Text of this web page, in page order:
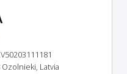
Latvia